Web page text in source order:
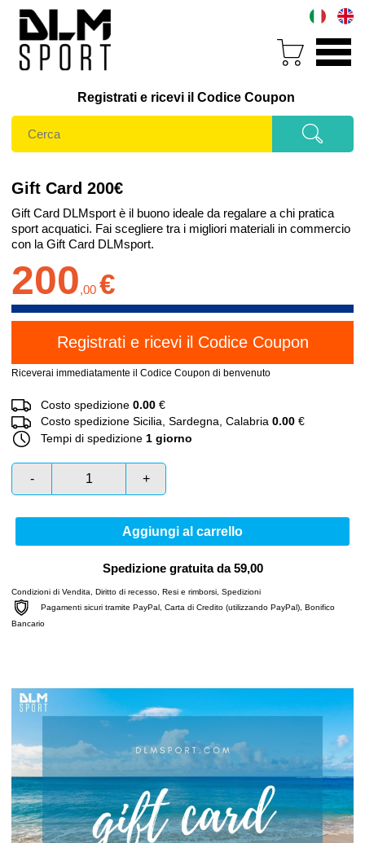
Registrati e ricevi il Codice Coupon
Gift Card 200€
Gift Card DLMsport è il buono ideale da regalare a chi pratica
sport acquatici. Fai scegliere tra i migliori materiali in commercio
con la Gift Card DLMsport.
200,00 €
Riceverai immediatamente il Codice Coupon di benvenuto
Costo spedizione 0.00 €
Costo spedizione Sicilia, Sardegna, Calabria 0.00 €
Tempi di spedizione 1 giorno
- +
Aggiungi al carrello
Spedizione gratuita da 59,00
Condizioni di Vendita Diritto di recesso Resi e rimborsi Spedizioni
Pagamenti sicuri tramite PayPal, Carta di Credito (utilizzando PayPal), Bonifico
Bancario